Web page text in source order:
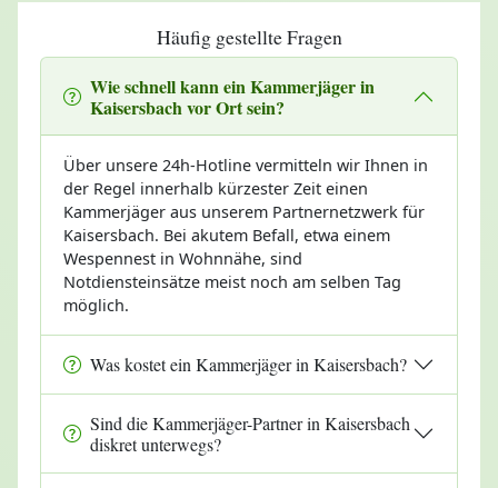
Häufig gestellte Fragen
Wie schnell kann ein Kammerjäger in
Kaisersbach vor Ort sein?
Über unsere 24h-Hotline vermitteln wir Ihnen in
der Regel innerhalb kürzester Zeit einen
Kammerjäger aus unserem Partnernetzwerk für
Kaisersbach. Bei akutem Befall, etwa einem
Wespennest in Wohnnähe, sind
Notdiensteinsätze meist noch am selben Tag
möglich.
Was kostet ein Kammerjäger in Kaisersbach?
Sind die Kammerjäger-Partner in Kaisersbach
diskret unterwegs?